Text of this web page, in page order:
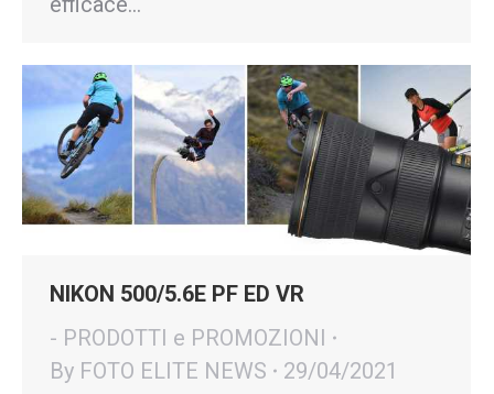
NIKON 500/5.6E PF ED VR
- PRODOTTI e PROMOZIONI
By FOTO ELITE NEWS
29/04/2021